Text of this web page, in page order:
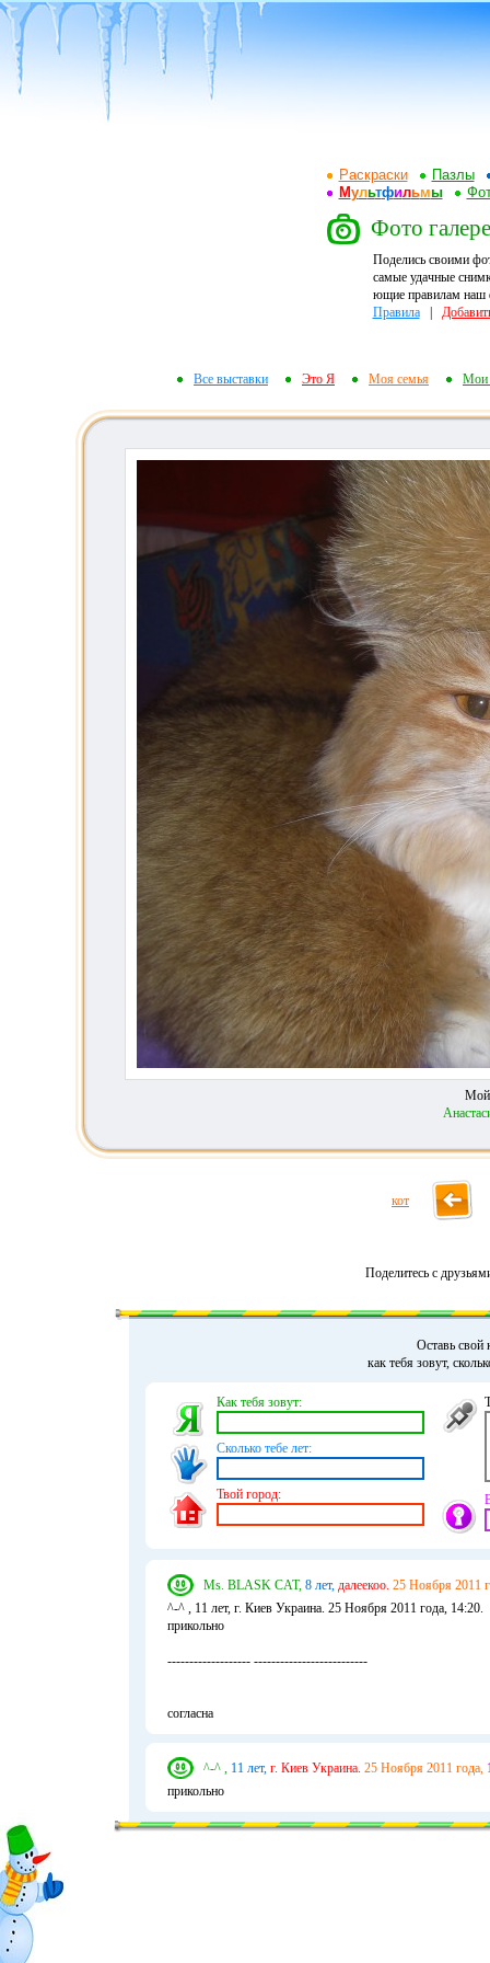
Раскраски
Пазлы
Мультфильмы
Фото
Поделись своими
самые удачные
ющие правилам наш
Правила|
Все выставки Это Я Моя семья Мои
Мой
кот
Поделитесь с
Оставь свой
как тебя зовут,
Как тебя зовут:
Сколько тебе лет:
Твой город:
Ms. BLASK CAT, 8 лет, далеекоо. 25 Ноября 2011
^-^ , 11 лет, г. Киев Украина. 25 Ноября 2011 года, 14:20.
прикольно
------------------- --------------------------
согласна
^-^ , 11 лет, г. Киев Украина. 25 Ноября 2011 года,
прикольно